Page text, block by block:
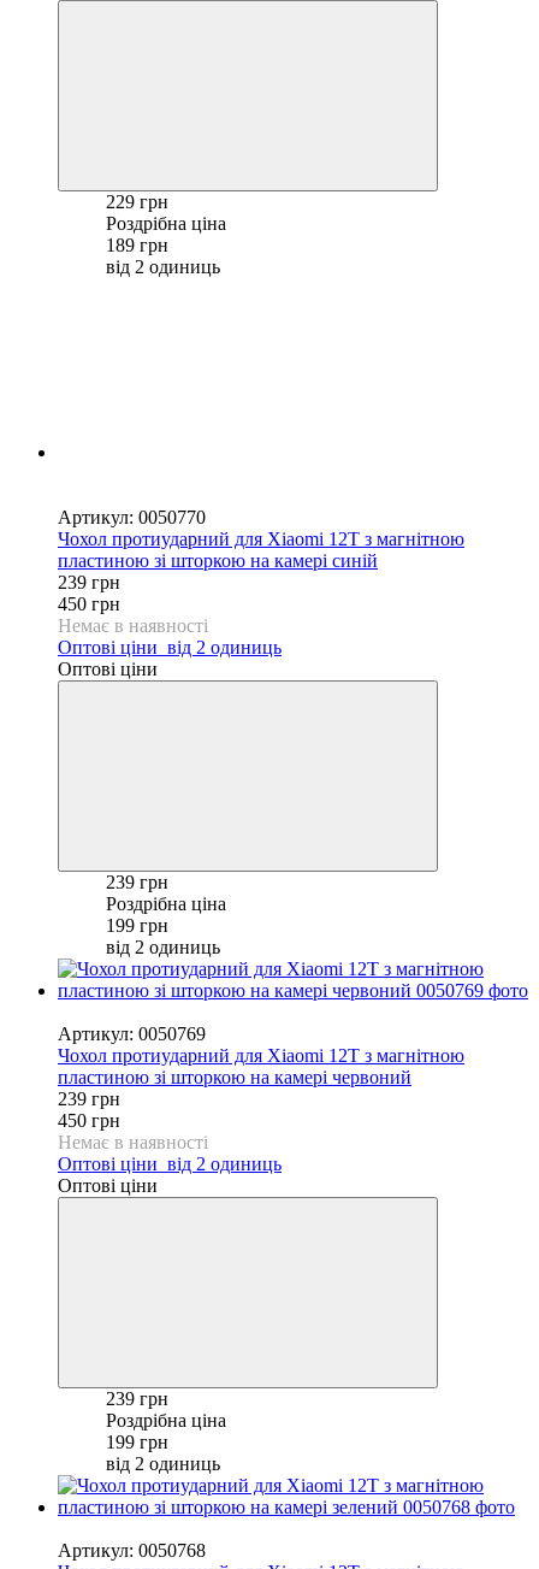
229 грн
Роздрібна ціна
189 грн
від 2 одиниць
Артикул: 0050770
Чохол протиударний для Xiaomi 12T з магнітною
пластиною зі шторкою на камері синій
239 грн
450 грн
Немає в наявності
Оптові ціни від 2 одиниць
Оптові ціни
239 грн
Роздрібна ціна
199 грн
від 2 одиниць
Артикул: 0050769
Чохол протиударний для Xiaomi 12T з магнітною
пластиною зі шторкою на камері червоний
239 грн
450 грн
Немає в наявності
Оптові ціни від 2 одиниць
Оптові ціни
239 грн
Роздрібна ціна
199 грн
від 2 одиниць
Артикул: 0050768